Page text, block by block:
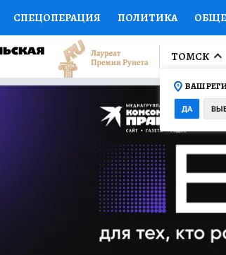
СПЕЦОПЕРАЦИЯ ПОЛИТИКА
НАУКА СПОРТ КОЛУМНИСТЫ
ДОКТОР ФИНАНСЫ
ПРОГНОЗЫ НА СПОРТ ПРОМОКОДЫ
ТЕЛЕВИЗОР
НОВОЕ НА САЙТЕ
ТОМСК
ВАШ
ДА